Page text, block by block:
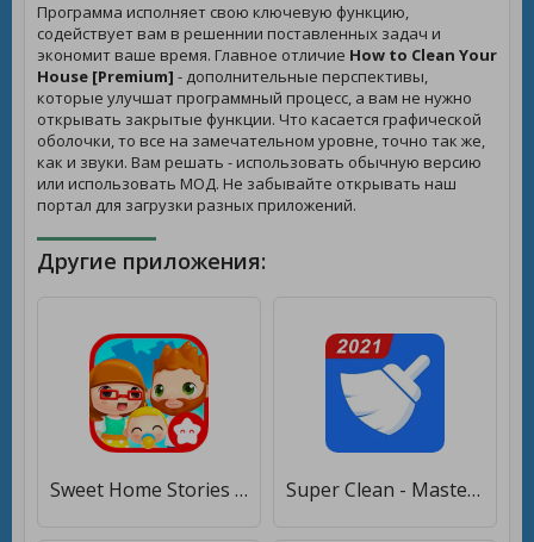
Программа исполняет свою ключевую функцию,
содействует вам в решеннии поставленных задач и
экономит ваше время. Главное отличие How to Clean Your
House [Premium] - дополнительные перспективы,
которые улучшат программный процесс, а вам не нужно
открывать закрытые функции. Что касается графической
оболочки, то все на замечательном уровне, точно так же,
как и звуки. Вам решать - использовать обычную версию
или использовать МОД. Не забывайте открывать наш
портал для загрузки разных приложений.
Другие приложения:
Sweet Home Stories - My family life play house [Premium] Super Clean - Master of Cleaner, очистки, чистка [Полная версия]